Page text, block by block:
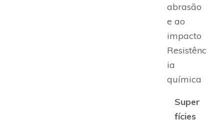
abrasão
e ao
impacto
Resistênc
ia
química
Super
fícies